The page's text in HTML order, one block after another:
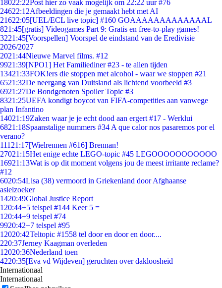
18022:22Post hier zo vaak mogelijk om 22:22 uur #76
24622:12Afbeeldingen die je gemaakt hebt met AI
21622:05[UEL/ECL live topic] #160 GOAAAAAAAAAAAAAL
821:45[gratis] Videogames Part 9: Gratis en free-to-play games!
3221:45[Voorspellen] Voorspel de eindstand van de Eredivisie
2026/2027
2021:44Nieuwe Marvel films. #12
9921:39[NPO1] Het Familiediner #23 - te allen tijden
13421:33FOK!ers die stoppen met alcohol - waar we stoppen #21
6521:32De neergang van Duitsland als lichtend voorbeeld #3
6921:27De Bondgenoten Spoiler Topic #3
8321:25UEFA kondigt boycot van FIFA-competities aan vanwege
plan Infantino
14021:19Zaken waar je je echt dood aan ergert #17 - Werklui
6821:18Spaanstalige nummers #34 A que calor nos pasaremos por el
verano?
111 21:17[Wielrennen #616] Brennan!
27021:15Het enige echte LEGO-topic #45 LEGOOOOOOOOOOO
16921:13Wat is op dit moment volgens jou de meest irritante reclame?
#12
6020:54Lisa (38) vermoord in Griekenland door Afghaanse
asielzoeker
1420:49Global Justice Report
1 20:44+5 telspel #144 Keer 5 =
1 20:44+9 telspel #74
9920:42+7 telspel #95
12020:42Teltopic #1558 tel door en door en door....
220:37Jerney Kaagman overleden
12020:36Nederland toen
4220:35[Eva vd Wijdeven] geruchten over dakloosheid
Internationaal
Internationaal